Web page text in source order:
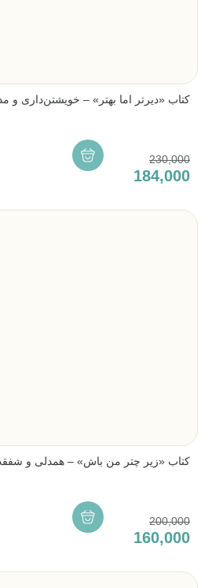
کتاب «دیرتر اما بهتر» – خویشتن‌داری و
230,000
184,000
کتاب «زیر چتر من باش» – همدلی و
200,000
160,000